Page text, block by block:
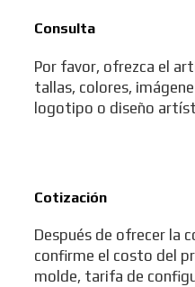
Consulta
Por favor, ofrezca el
tallas, colores,
logotipo o diseño
Cotización
Después de ofrecer la
confirme el costo del
molde, tarifa de